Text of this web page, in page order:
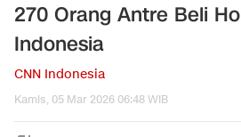
270 Orang Antre Beli
Indonesia
CNN Indonesia
Kamis, 05 Mar 2026 06:48 WIB